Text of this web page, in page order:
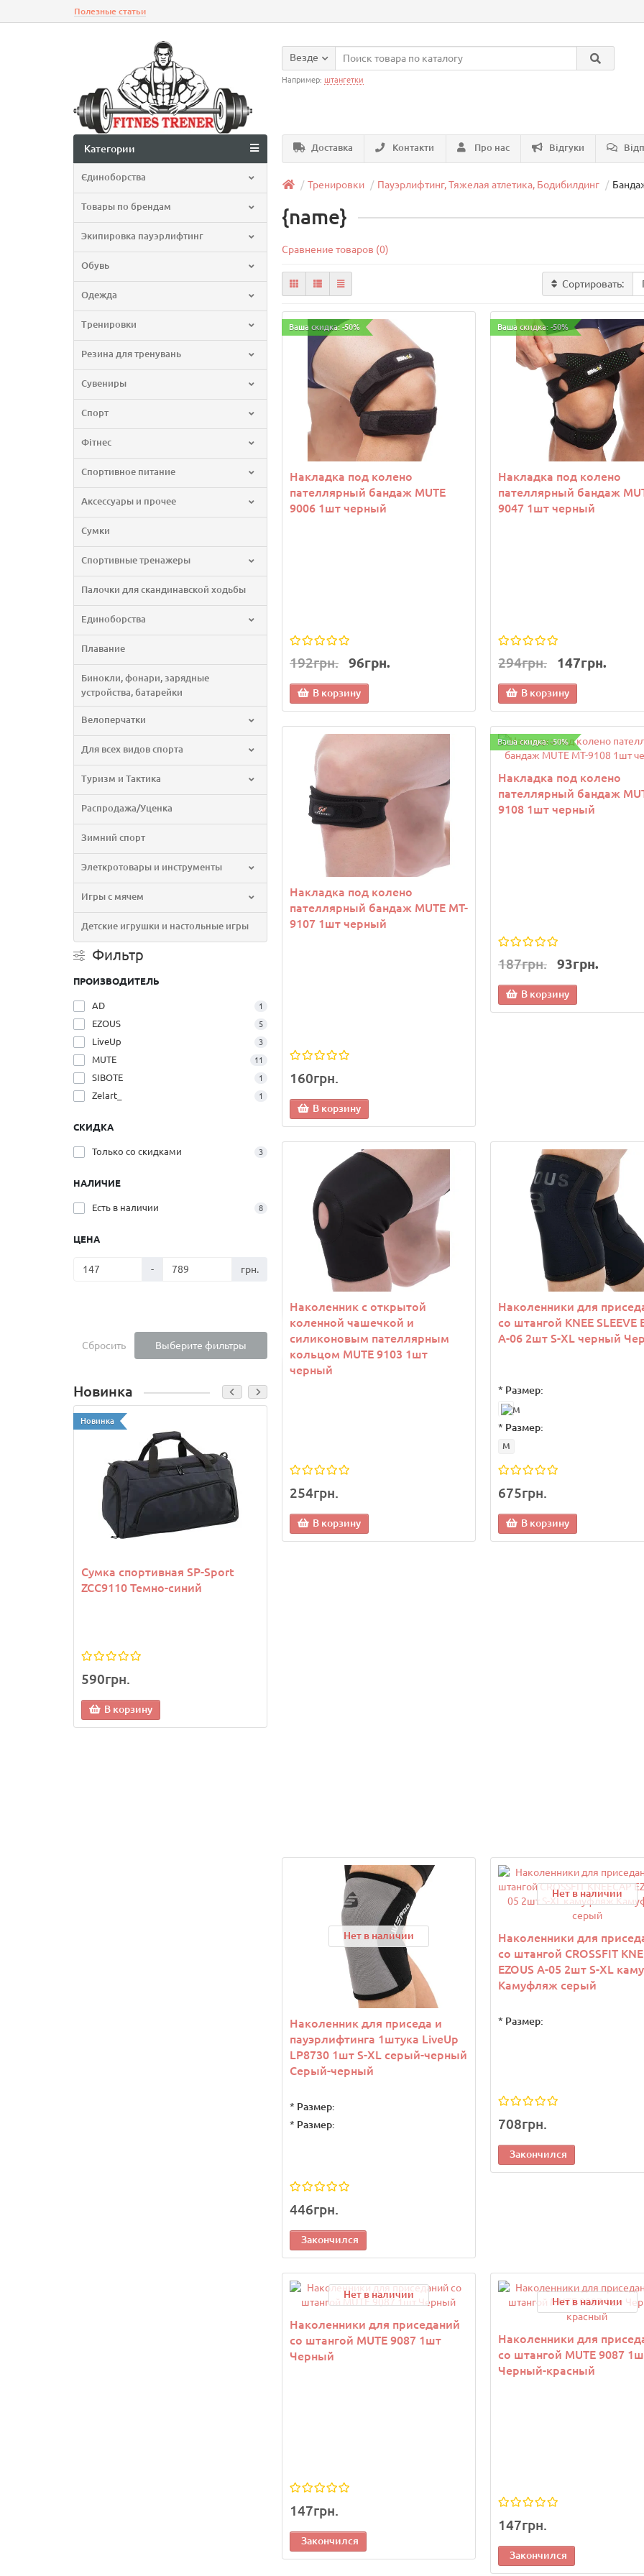
Полезные статьи
Везде
Например: штангетки
Доставка Контакти Про нас Відгуки
Категории
Єдиноборства
Товары по брендам
Экипировка пауэрлифтинг
Обувь
Одежда
Тренировки
Резина для тренувань
Сувениры
Спорт
Фітнес
Спортивное питание
Аксессуары и прочее
Сумки
Спортивные тренажеры
Палочки для скандинавской ходьбы
Единоборства
Плавание
Бинокли, фонари, зарядные
устройства, батарейки
Велоперчатки
Для всех видов спорта
Туризм и Тактика
Распродажа/Уценка
Зимний спорт
Элеткротовары и инструменты
Игры с мячем
Детские игрушки и настольные игры
Тренировки Пауэрлифтинг, Тяжелая атлетика, Бодибилдинг
Фильтр
ПРОИЗВОДИТЕЛЬ
AD 1
EZOUS 5
LiveUp 3
MUTE 11
SIBOTE 1
Zelart_ 1
СКИДКА
Только со cкидками 3
НАЛИЧИЕ
Есть в наличии 8
ЦЕНА
- грн.
Сбросить Выберите фильтры
Новинка
Новинка
Сумка спортивная SP-Sport
ZCC9110 Темно-синий
590грн.
В корзину
{name}
Сравнение товаров (0)
Сортировать:
Ваша скидка: -50%
Накладка под колено
пателлярный бандаж MUTE
9006 1шт черный
192грн. 96грн.
В корзину
Ваша скидка: -50%
Накладка под колено
пателлярный бандаж
9047 1шт черный
294грн. 147грн.
В корзину
Накладка под колено
пателлярный бандаж MUTE MT-
9107 1шт черный
160грн.
В корзину
Ваша скидка: -50%
Накладка под колено
пателлярный бандаж
9108 1шт черный
187грн. 93грн.
В корзину
Наколенник с открытой
коленной чашечкой и
силиконовым пателлярным
кольцом MUTE 9103 1шт
черный
254грн.
В корзину
Наколенники для
со штангой KNEE SLEEVE
A-06 2шт S-XL черный
* Размер:
* Размер:
M
675грн.
В корзину
Нет в наличии
Наколенник для приседа и
пауэрлифтинга 1штука LiveUp
LP8730 1шт S-XL серый-черный
Серый-черный
* Размер:
* Размер:
446грн.
Закончился
Нет в наличии
Наколенники для
со штангой CROSSFIT
EZOUS A-05 2шт S-XL
Камуфляж серый
* Размер:
708грн.
Закончился
Нет в наличии
Наколенники для приседаний
со штангой MUTE 9087 1шт
Черный
147грн.
Закончился
Нет в наличии
Наколенники для
со штангой MUTE 9087
Черный-красный
147грн.
Закончился